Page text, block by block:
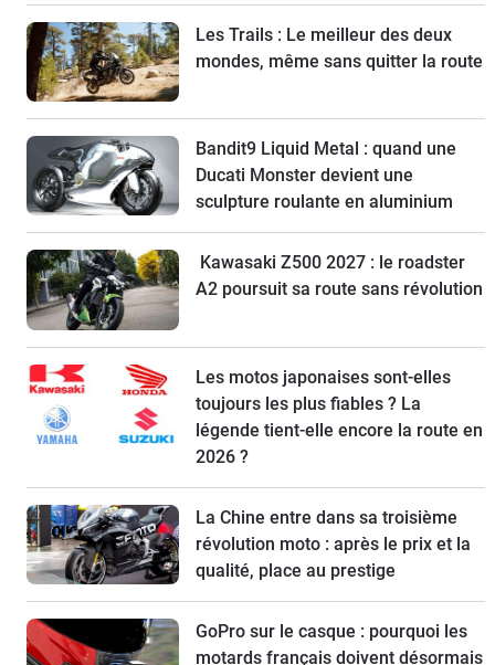
Les Trails : Le meilleur des deux
mondes, même sans quitter la route
Bandit9 Liquid Metal : quand une
Ducati Monster devient une
sculpture roulante en aluminium
Kawasaki Z500 2027 : le roadster
A2 poursuit sa route sans révolution
Les motos japonaises sont-elles
toujours les plus fiables ? La
légende tient-elle encore la route en
2026 ?
La Chine entre dans sa troisième
révolution moto : après le prix et la
qualité, place au prestige
GoPro sur le casque : pourquoi les
motards français doivent désormais